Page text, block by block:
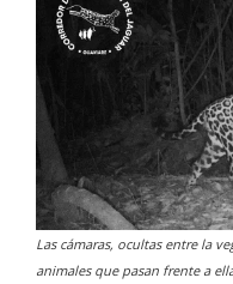
Las cámaras, ocultas entre la
animales que pasan frente a